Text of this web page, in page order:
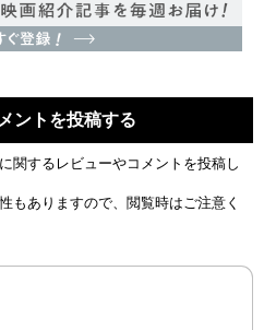
ントを投稿する
関するレビューやコメントを投稿し
もありますので、閲覧時はご注意く